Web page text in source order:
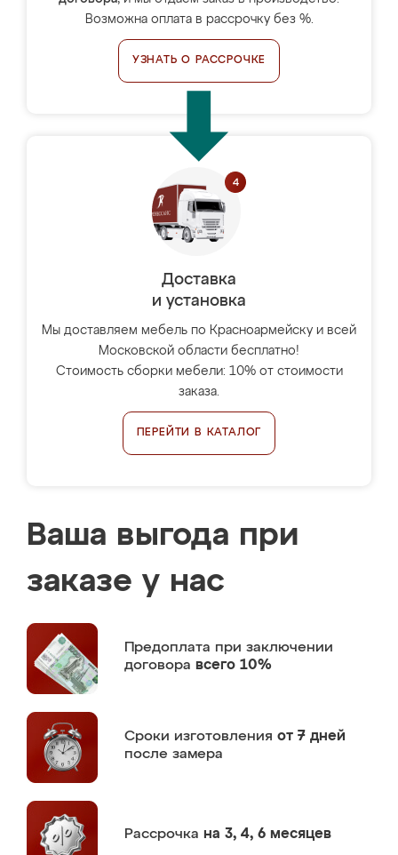
Возможна оплата в рассрочку без %.
УЗНАТЬ О РАССРОЧКЕ
Доставка
и установка
Мы доставляем мебель по Красноармейску и всей
Московской области бесплатно!
Стоимость сборки мебели: 10% от стоимости
заказа.
ПЕРЕЙТИ В КАТАЛОГ
Ваша выгода при
заказе у нас
Предоплата при заключении
договора всего 10%
Сроки изготовления от 7 дней
после замера
Рассрочка на 3, 4, 6 месяцев